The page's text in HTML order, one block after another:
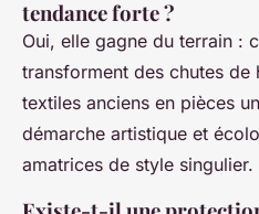
tendance forte ?
Oui, elle gagne du terrain :
transforment des chutes de
textiles anciens en pièces
démarche artistique et
amatrices de style singulier.